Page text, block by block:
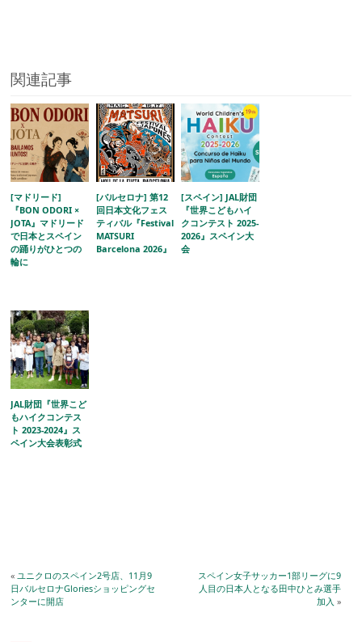
関連記事
[マドリード]
『BON ODORI ×
JOTA』マドリード
で日本とスペイン
の踊りがひとつの
輪に
[バルセロナ] 第12
回日本文化フェス
ティバル『Festival
MATSURI
Barcelona 2026』
[スペイン] JAL財団
『世界こどもハイ
クコンテスト 2025-
2026』スペイン大
会
JAL財団『世界こど
もハイクコンテス
ト 2023-2024』ス
ペイン大会表彰式
«ユニクロのスペイン2号店、11月9
日バルセロナGloriesショッピングセ
ンターに開店
スペイン女子サッカー1部リーグに9
人目の日本人となる田中ひとみ選手
加入 »